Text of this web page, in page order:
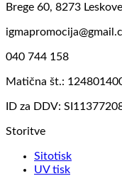
Brege 60, 8273
040 744 158
Matična št.:
ID za DDV:
Storitve
Sitotisk
UV tisk